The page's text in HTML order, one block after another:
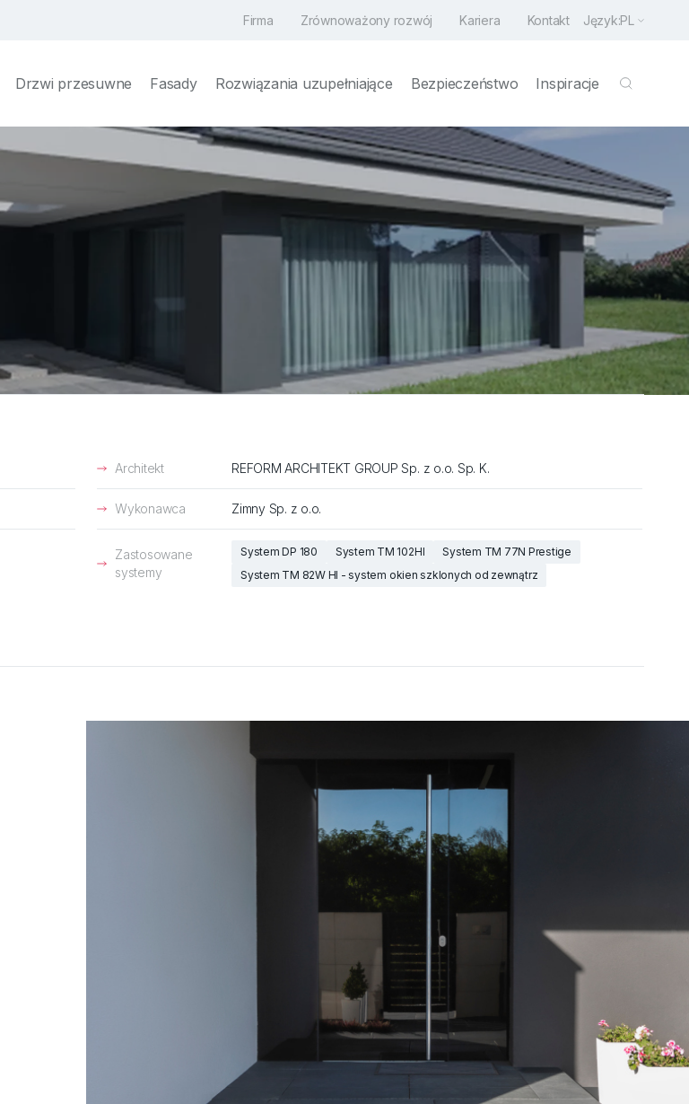
Firma Zrównoważony rozwój Kariera Kontakt Język:PL
Drzwi przesuwne Fasady Rozwiązania uzupełniające Bezpieczeństwo Inspiracje
Architekt REFORM ARCHITEKT GROUP Sp. z o.o. Sp. K.
Wykonawca Zimny Sp. z o.o.
Zastosowane
systemy
System DP 180 System TM 102HI
System TM 77N Prestige
System TM 82W HI - system okien szklonych od zewnątrz